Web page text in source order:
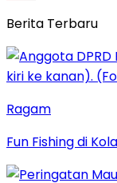
Berita Terbaru
Ragam
Fun Fishing di